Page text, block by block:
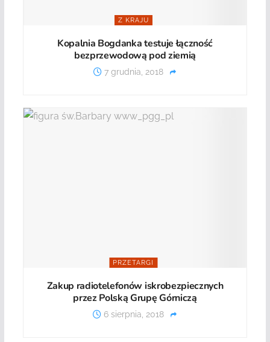
Z KRAJU
Kopalnia Bogdanka testuje łączność
bezprzewodową pod ziemią
7 grudnia, 2018
PRZETARGI
Zakup radiotelefonów iskrobezpiecznych
przez Polską Grupę Górniczą
6 sierpnia, 2018